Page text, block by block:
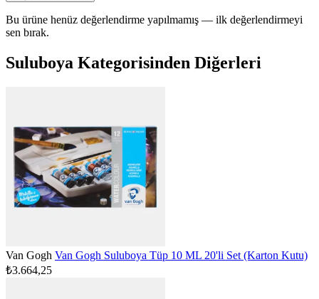
Bu ürüne henüz değerlendirme yapılmamış — ilk değerlendirmeyi
sen bırak.
Suluboya Kategorisinden Diğerleri
Van Gogh Van Gogh Suluboya Tüp 10 ML 20'li Set (Karton Kutu)
₺3.664,25